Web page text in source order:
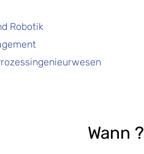
Robotik
Wann ?